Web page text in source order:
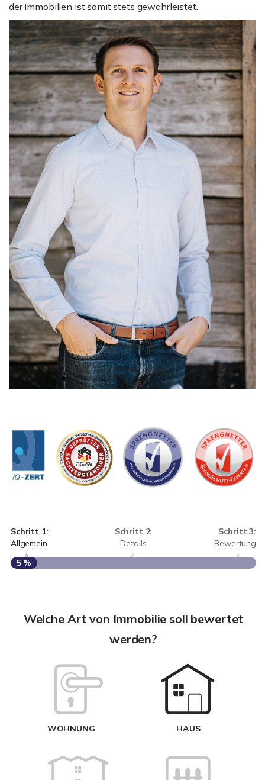
der Immobilien ist somit stets gewährleistet.
Schritt 1:
Allgemein
Schritt 2:
Details
Schritt 3:
Bewertung
5 %
Welche Art von Immobilie soll bewertet
werden?
WOHNUNG HAUS